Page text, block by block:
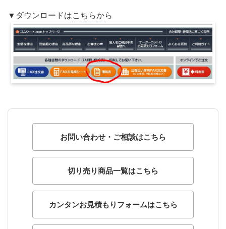
▼ダウンロードはこちらから
お問い合わせ・ご相談はこちら
切り売り商品一覧はこちら
カンタンお見積もりフォームはこちら